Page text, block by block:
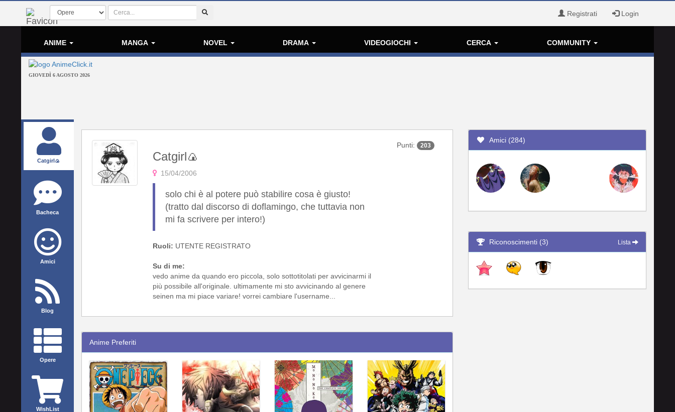
Registrati Login
ANIME MANGA NOVEL DRAMA VIDEOGIOCHI CERCA COMMUNITY
GIOVEDÌ 6 AGOSTO 2026
Catgirl🍙
Bacheca
Amici
Blog
Opere
WishList
Catgirl🍙
15/04/2006
solo chi è al potere può stabilire cosa è giusto!
(tratto dal discorso di doflamingo, che tuttavia non
mi fa scrivere per intero!)
Ruoli: UTENTE REGISTRATO
Su di me:
vedo anime da quando ero piccola, solo sottotitolati per avvicinarmi il
più possibile all'originale. ultimamente mi sto avvicinando al genere
seinen ma mi piace variare! vorrei cambiare l'username...
Punti: 203
Anime Preferiti
Amici (284)
Riconoscimenti (3) Lista